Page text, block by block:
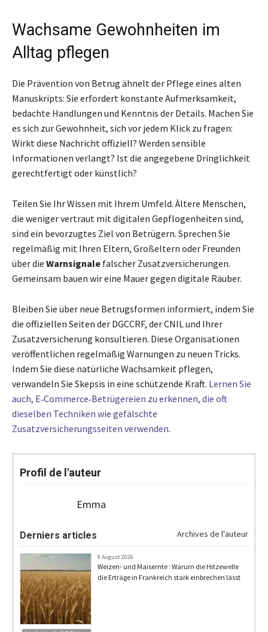
Wachsame Gewohnheiten im
Alltag pflegen
Die Prävention von Betrug ähnelt der Pflege eines alten
Manuskripts: Sie erfordert konstante Aufmerksamkeit,
bedachte Handlungen und Kenntnis der Details. Machen Sie
es sich zur Gewohnheit, sich vor jedem Klick zu fragen:
Wirkt diese Nachricht offiziell? Werden sensible
Informationen verlangt? Ist die angegebene Dringlichkeit
gerechtfertigt oder künstlich?
Teilen Sie Ihr Wissen mit Ihrem Umfeld. Ältere Menschen,
die weniger vertraut mit digitalen Gepflogenheiten sind,
sind ein bevorzugtes Ziel von Betrügern. Sprechen Sie
regelmäßig mit Ihren Eltern, Großeltern oder Freunden
über die Warnsignale falscher Zusatzversicherungen.
Gemeinsam bauen wir eine Mauer gegen digitale Räuber.
Bleiben Sie über neue Betrugsformen informiert, indem Sie
die offiziellen Seiten der DGCCRF, der CNIL und Ihrer
Zusatzversicherung konsultieren. Diese Organisationen
veröffentlichen regelmäßig Warnungen zu neuen Tricks.
Indem Sie diese natürliche Wachsamkeit pflegen,
verwandeln Sie Skepsis in eine schützende Kraft. Lernen Sie
auch, E‑Commerce‑Betrügereien zu erkennen, die oft
dieselben Techniken wie gefälschte
Zusatzversicherungsseiten verwenden.
Profil de l'auteur
Emma
Derniers articles Archives de l'auteur
8 August 2026
Weizen- und Maisernte : Warum die Hitzewelle
die Erträge in Frankreich stark einbrechen lässt